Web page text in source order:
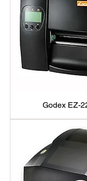
Godex EZ-